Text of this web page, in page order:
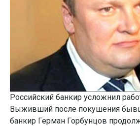
Российский банкир усложнил
Выживший после покушения
банкир Герман Горбунцов